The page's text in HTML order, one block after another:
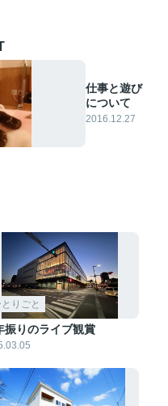
仕事と遊び
について
2016.12.27
りごと
振りのライブ観賞